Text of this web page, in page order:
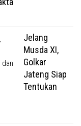
Jelang
Musda XI,
Golkar
Jateng Siap
Tentukan